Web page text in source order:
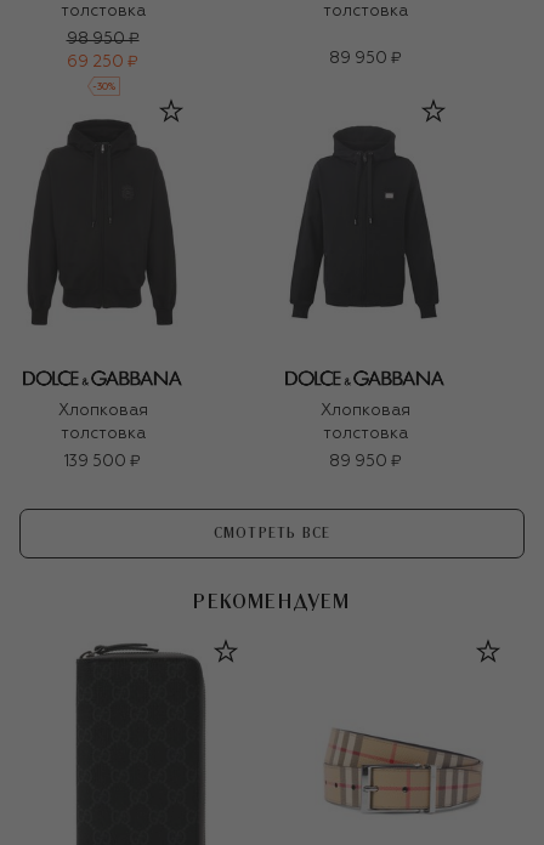
толстовка
98 950 ₽
69 250 ₽
-30%
толстовка
89 950 ₽
Хлопковая
толстовка
139 500 ₽
Хлопковая
толстовка
89 950 ₽
СМОТРЕТЬ ВСЕ
РЕКОМЕНДУЕМ